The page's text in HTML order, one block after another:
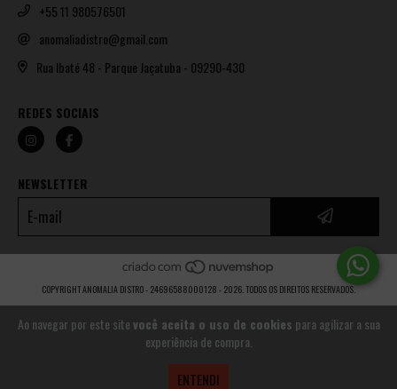
Ao navegar por este sitevocê aceita o uso de cookies para agilizar a sua
experiência de compra.
ENTENDI
+55 11 980576501
anomaliadistro@gmail.com
Rua Ibaté 48 - Parque Jaçatuba - 09290-430
REDES SOCIAIS
NEWSLETTER
COPYRIGHT ANOMALIA DISTRO - 24696588000128 - 2026. TODOS OS DIREITOS RESERVADOS.